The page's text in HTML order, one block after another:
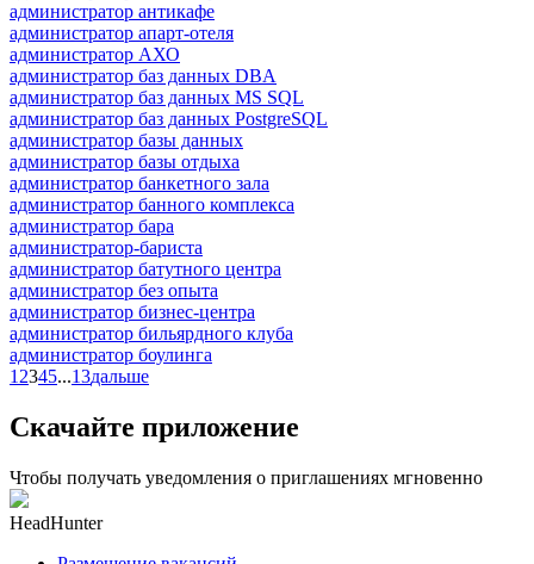
администратор антикафе
администратор апарт-отеля
администратор АХО
администратор баз данных DBA
администратор баз данных MS SQL
администратор баз данных PostgreSQL
администратор базы данных
администратор базы отдыха
администратор банкетного зала
администратор банного комплекса
администратор бара
администратор-бариста
администратор батутного центра
администратор без опыта
администратор бизнес-центра
администратор бильярдного клуба
администратор боулинга
1 2345...13дальше
Скачайте приложение
Чтобы получать уведомления о приглашениях мгновенно
HeadHunter